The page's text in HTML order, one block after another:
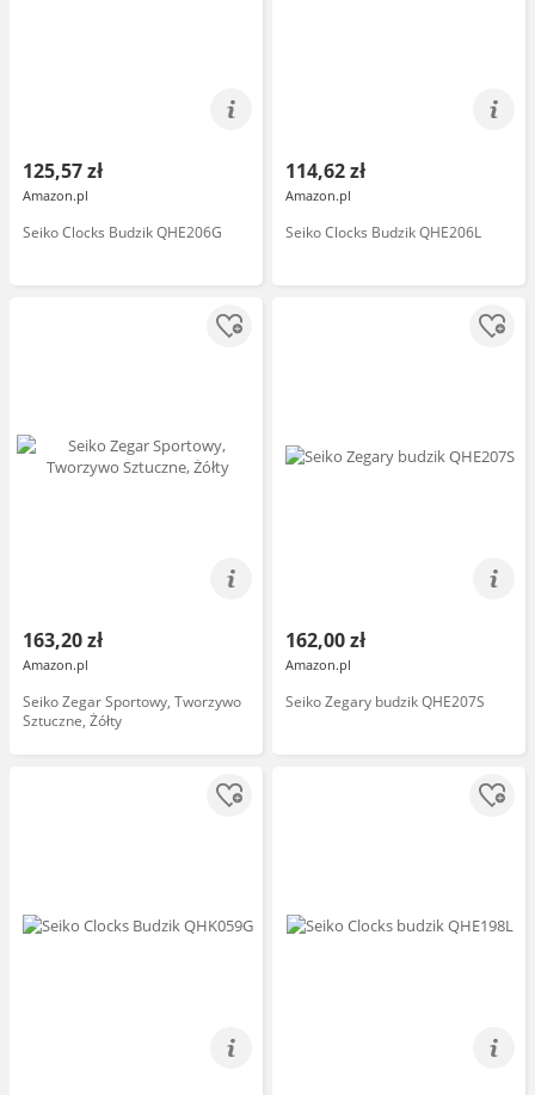
125,57 zł
Amazon.pl
Seiko Clocks Budzik QHE206G
114,62 zł
Amazon.pl
Seiko Clocks Budzik QHE206L
163,20 zł
Amazon.pl
Seiko Zegar Sportowy, Tworzywo
Sztuczne, Żółty
162,00 zł
Amazon.pl
Seiko Zegary budzik QHE207S